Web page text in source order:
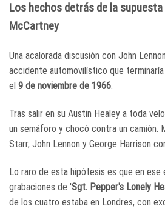
Los hechos detrás de la supuesta
McCartney
Una acalorada discusión con John
accidente automovilístico que
el 9 de noviembre de 1966.
Tras salir en su Austin Healey a toda
un semáforo y chocó contra un camión.
Starr, John Lennon y George Harrison
Lo raro de esta hipótesis es que en ese
grabaciones de 'Sgt. Pepper's Lonely
de los cuatro estaba en Londres, con